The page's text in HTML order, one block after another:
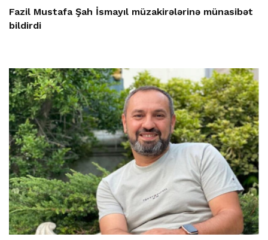
Fazil Mustafa Şah İsmayıl müzakirələrinə münasibət
bildirdi